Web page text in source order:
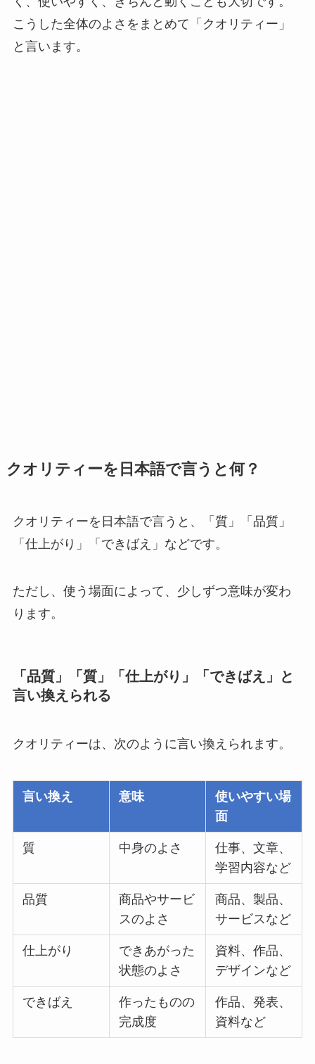
こうした全体のよさをまとめて「クオリティー」
と言います。
クオリティーを日本語で言うと何？
クオリティーを日本語で言うと、「質」「品質」
「仕上がり」「できばえ」などです。
ただし、使う場面によって、少しずつ意味が変わ
ります。
「品質」「質」「仕上がり」「できばえ」と
言い換えられる
クオリティーは、次のように言い換えられます。
言い換え 意味
使いやすい場
面
質 中身のよさ
仕事、文章、
学習内容など
品質
商品やサービ
スのよさ
商品、製品、
サービスなど
仕上がり
できあがった
状態のよさ
資料、作品、
デザインなど
できばえ
作ったものの
完成度
作品、発表、
資料など